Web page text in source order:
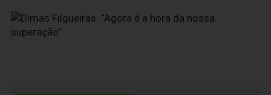
19 de Novembro de 2011